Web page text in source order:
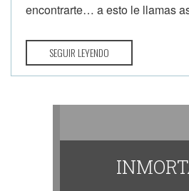
encontrarte… a esto le llamas
SEGUIR LEYENDO